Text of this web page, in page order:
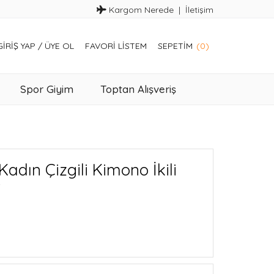
Kargom Nerede İletişim
YAP / ÜYE OL FAVORI LISTEM SEPETIM (0)
Spor Giyim Toptan Alışveriş
Çizgili Kimono İkili